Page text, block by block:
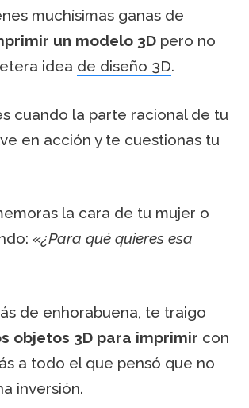
muchísimas ganas de
un modelo 3D pero no
idea de diseño 3D.
cuando la parte racional de tu
en acción y te cuestionas tu
la cara de tu mujer o
«¿Para qué quieres esa
de enhorabuena, te traigo
objetos 3D para imprimir con
a todo el que pensó que no
inversión.